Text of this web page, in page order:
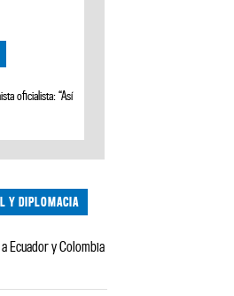
oficialista: “Así
Y DIPLOMACIA
Ecuador y Colombia